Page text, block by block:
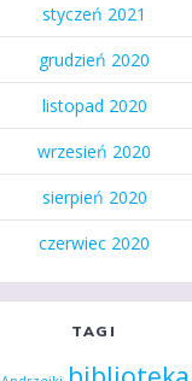
styczeń 2021
grudzień 2020
listopad 2020
wrzesień 2020
sierpień 2020
czerwiec 2020
TAGI